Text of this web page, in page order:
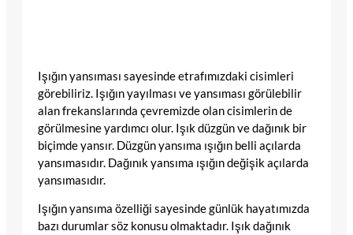
Işığın yansıması sayesinde etrafımızdaki cisimleri
görebiliriz. Işığın yayılması ve yansıması görülebilir
alan frekanslarında çevremizde olan cisimlerin de
görülmesine yardımcı olur. Işık düzgün ve dağınık bir
biçimde yansır. Düzgün yansıma ışığın belli açılarda
yansımasıdır. Dağınık yansıma ışığın değişik açılarda
yansımasıdır.
Işığın yansıma özelliği sayesinde günlük hayatımızda
bazı durumlar söz konusu olmaktadır. Işık dağınık